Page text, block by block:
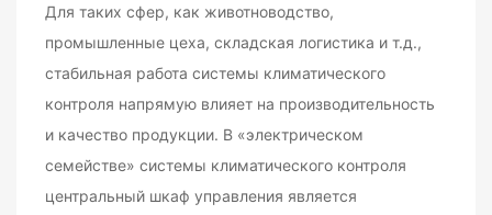
Для таких сфер, как животноводство,
промышленные цеха, складская логистика и т.д.,
стабильная работа системы климатического
контроля напрямую влияет на производительность
и качество продукции. В «электрическом
семействе» системы климатического контроля
центральный шкаф управления является